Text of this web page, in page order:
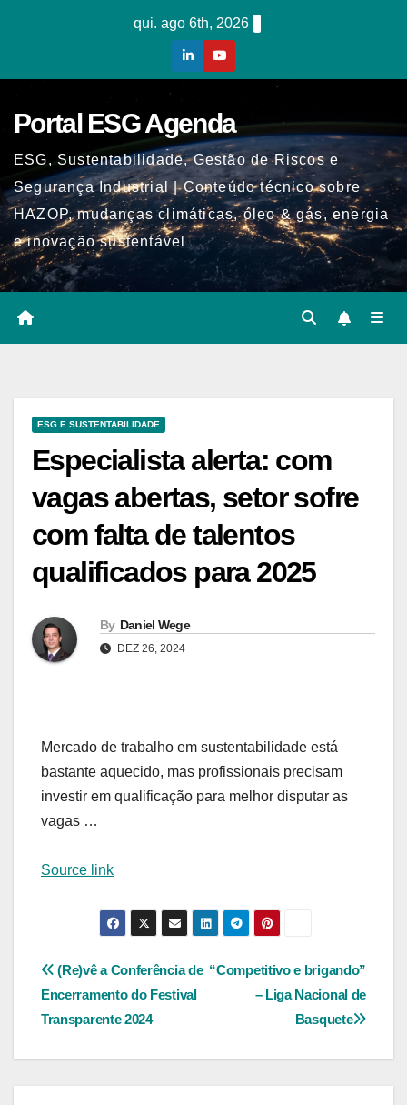
qui. ago 6th, 2026
Portal ESG Agenda
ESG, Sustentabilidade, Gestão de Riscos e
Segurança Industrial | Conteúdo técnico sobre
HAZOP, mudanças climáticas, óleo & gás, energia
e inovação sustentável
ESG E SUSTENTABILIDADE
Especialista alerta: com
vagas abertas, setor sofre
com falta de talentos
qualificados para 2025
By Daniel Wege
DEZ 26, 2024
Mercado de trabalho em sustentabilidade está
bastante aquecido, mas profissionais precisam
investir em qualificação para melhor disputar as
vagas …
Source link
Navegação
de
“Competitivo e brigando”
– Liga Nacional de
Basquete
(Re)vê a Conferência de
Encerramento do Festival
Transparente 2024